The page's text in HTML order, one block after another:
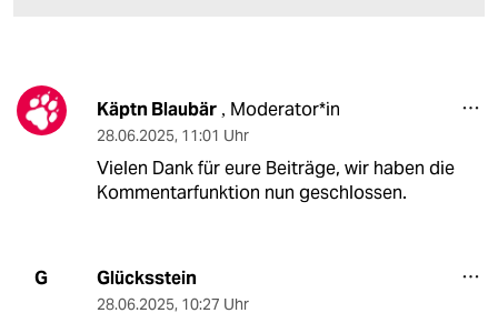
Käptn Blaubär, Moderator*in
28.06.2025, 11:01 Uhr
Vielen Dank für eure Beiträge, wir haben die
Kommentarfunktion nun geschlossen.
G Glücksstein
28.06.2025, 10:27 Uhr